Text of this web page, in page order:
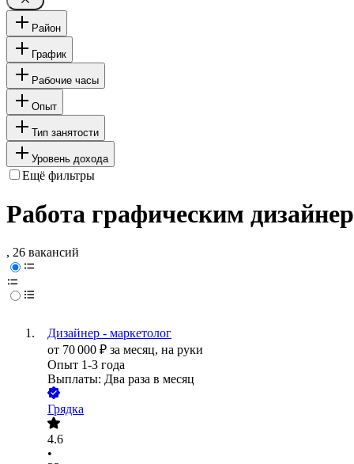
Район
График
Рабочие часы
Опыт
Тип занятости
Уровень дохода
Ещё фильтры
Работа графическим
, 26 вакансий
Дизайнер - маркетолог
от 70 000 ₽ за месяц, на руки
Опыт 1-3 года
Выплаты: Два раза в месяц
Грядка
4.6
•